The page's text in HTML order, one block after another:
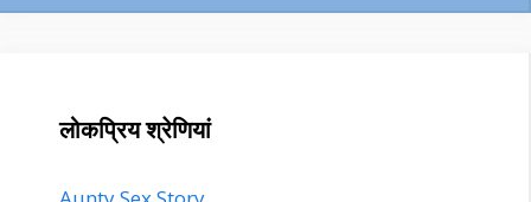
लोकप्रिय श्रेणियां